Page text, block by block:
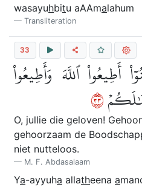
wasayuhbitu aAAmalahum
Transliteration
33
أَطِيعُواْ ٱللَّهَ وَأَطِيعُواْ
٣٣
O, jullie die geloven!
gehoorzaam de
niet nutteloos.
M. F. Abdasalaam
Ya-ayyuha allatheena a